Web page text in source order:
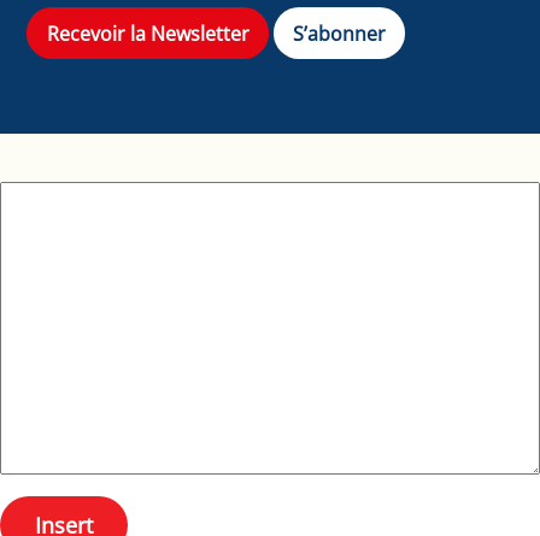
Recevoir la Newsletter S’abonner
Insert